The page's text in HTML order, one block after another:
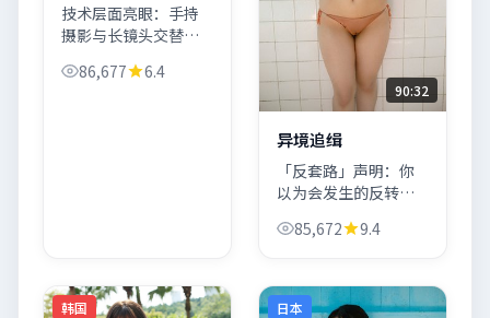
技术层面亮眼：手持
摄影与长镜头交替，
层面围绕「信任危
86,677 6.4
90:32
异境追缉
「反套路」声明：你
以为会发生的反转，
安全的日常，它偏要
85,672 9.4
韩国 日本